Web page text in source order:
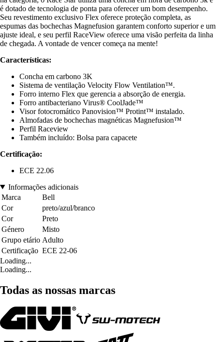
é dotado de tecnologia de ponta para oferecer um bom desempenho.
Seu revestimento exclusivo Flex oferece proteção completa, as
espumas das bochechas Magnefusion garantem conforto superior e um
ajuste ideal, e seu perfil RaceView oferece uma visão perfeita da linha
de chegada. A vontade de vencer começa na mente!
Características:
Concha em carbono 3K
Sistema de ventilação Velocity Flow Ventilation™.
Forro interno Flex que gerencia a absorção de energia.
Forro antibacteriano Virus® CoolJade™
Visor fotocromático Panovision™ Protint™ instalado.
Almofadas de bochechas magnéticas Magnefusion™
Perfil Raceview
Também incluído: Bolsa para capacete
Certificação:
ECE 22.06
Informações adicionais
Marca
Bell
Cor
preto/azul/branco
Cor
Preto
Género
Misto
Grupo etário Adulto
Certificação ECE 22-06
Loading...
Loading...
Todas as nossas marcas